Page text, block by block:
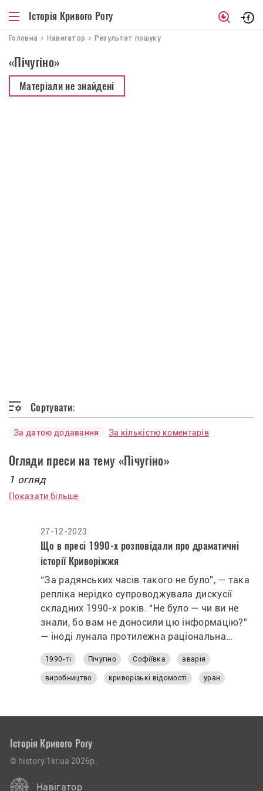
Історія Кривого Рогу
Головна Навигатор Результат пошуку
«Пічугіно»
Матеріали не знайдені
Сортувати:
За датою додавання За кількістю коментарів
Огляди преси на тему «Пічугіно»
1 огляд
Показати більше
27-12-2023
Що в пресі 1990-х розповідали про драматичні
історії Криворіжжя
“За радянських часів такого не було”, — така
репліка нерідко супроводжувала дискусії
складних 1990-х років. “Не було — чи ви не
знали, бо вам не доносили цю інформацію?”
— іноді лунала протилежна раціональна
позиція. Через цензуру в ЗМІ потрапляли
далеко не всі новини, навіть про масштабні
драматичні чи трагічні події. Про частину з
1990-ті Пічугіно Софіївка аварія
виробництво криворізькі відомості уран
Історія Кривого Рогу
© history.1kr.ua 2026р.
Навігатор